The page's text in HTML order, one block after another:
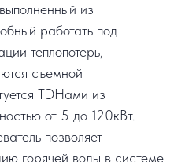
из
работать под
теплопотерь,
съемной
ТЭНами из
от 5 до 120кВт.
позволяет
горячей воды в системе